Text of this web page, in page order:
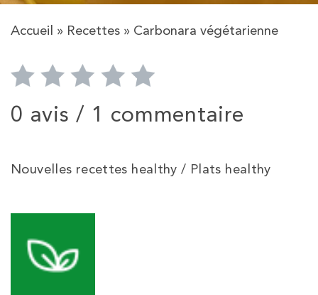
Accueil » Recettes » Carbonara végétarienne
0 avis / 1 commentaire
Nouvelles recettes healthy / Plats healthy